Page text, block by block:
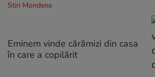
Stiri Mondene
Eminem vinde cărămizi din casa
în care a copilărit